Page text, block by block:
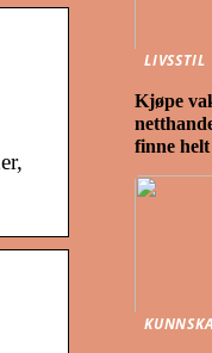
LIVSSTIL
Kjøpe
finne